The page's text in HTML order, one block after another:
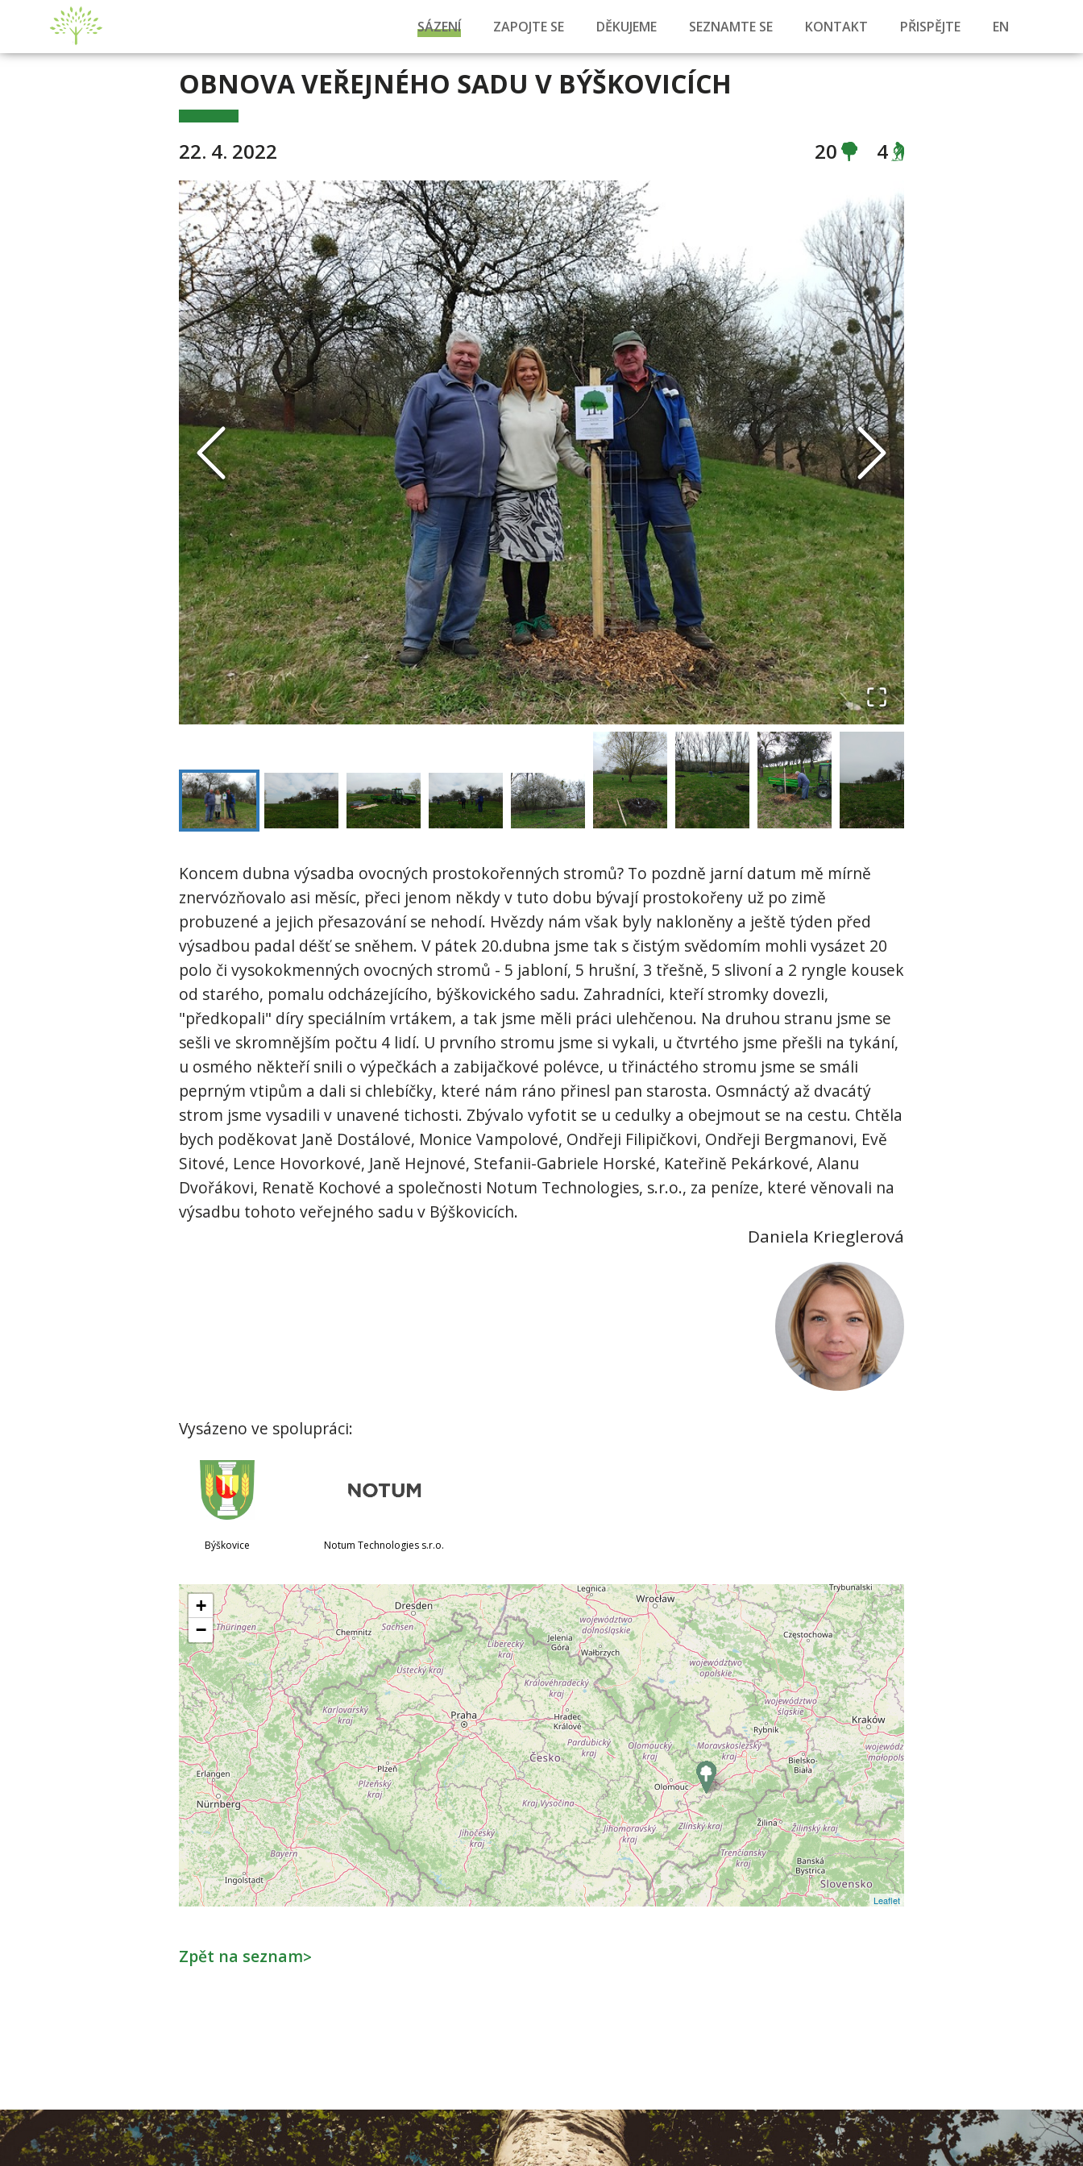
SÁZENÍ ZAPOJTE SE DĚKUJEME SEZNAMTE SE KONTAKT PŘISPĚJTE EN
OBNOVA VEŘEJNÉHO SADU V BÝŠKOVICÍCH
22. 4. 2022 20 4
Koncem dubna výsadba ovocných prostokořenných stromů? To pozdně jarní datum mě mírně
znervózňovalo asi měsíc, přeci jenom někdy v tuto dobu bývají prostokořeny už po zimě
probuzené a jejich přesazování se nehodí. Hvězdy nám však byly nakloněny a ještě týden před
výsadbou padal déšť se sněhem. V pátek 20.dubna jsme tak s čistým svědomím mohli vysázet 20
polo či vysokokmenných ovocných stromů - 5 jabloní, 5 hrušní, 3 třešně, 5 slivoní a 2 ryngle kousek
od starého, pomalu odcházejícího, býškovického sadu. Zahradníci, kteří stromky dovezli,
"předkopali" díry speciálním vrtákem, a tak jsme měli práci ulehčenou. Na druhou stranu jsme se
sešli ve skromnějším počtu 4 lidí. U prvního stromu jsme si vykali, u čtvrtého jsme přešli na tykání,
u osmého někteří snili o výpečkách a zabijačkové polévce, u třináctého stromu jsme se smáli
peprným vtipům a dali si chlebíčky, které nám ráno přinesl pan starosta. Osmnáctý až dvacátý
strom jsme vysadili v unavené tichosti. Zbývalo vyfotit se u cedulky a obejmout se na cestu. Chtěla
bych poděkovat Janě Dostálové, Monice Vampolové, Ondřeji Filipičkovi, Ondřeji Bergmanovi, Evě
Sitové, Lence Hovorkové, Janě Hejnové, Stefanii-Gabriele Horské, Kateřině Pekárkové, Alanu
Dvořákovi, Renatě Kochové a společnosti Notum Technologies, s.r.o., za peníze, které věnovali na
výsadbu tohoto veřejného sadu v Býškovicích.
Daniela Krieglerová
Vysázeno ve spolupráci:
Býškovice Notum Technologies s.r.o.
+
−
Leaflet
Zpět na seznam>